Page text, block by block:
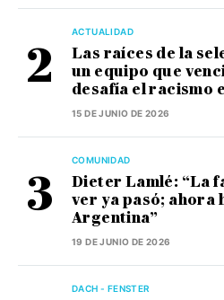
ACTUALIDAD
Las raíces de la
un equipo que
desafía el racismo
15 DE JUNIO DE 2026
COMUNIDAD
Dieter Lamlé: “La
ver ya pasó; ahora
Argentina”
19 DE JUNIO DE 2026
DACH - FENSTER